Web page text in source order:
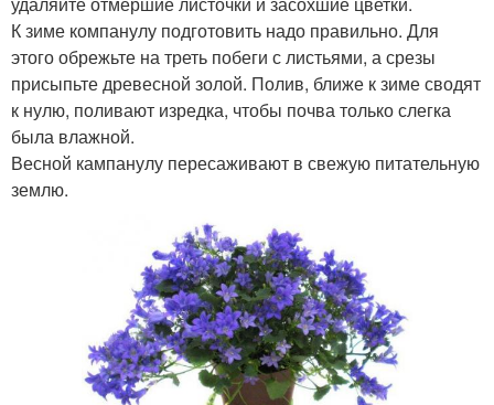
К зиме компанулу подготовить надо правильно. Для
этого обрежьте на треть побеги с листьями, а срезы
присыпьте древесной золой. Полив, ближе к зиме сводят
к нулю, поливают изредка, чтобы почва только слегка
была влажной.
Весной кампанулу пересаживают в свежую питательную
землю.